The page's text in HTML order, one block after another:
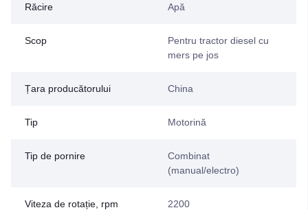
Răcire Apă
Scop
Pentru tractor diesel cu
mers pe jos
Țara producătorului China
Tip Motorină
Tip de pornire
Combinat
(manual/electro)
Viteza de rotație, rpm 2200